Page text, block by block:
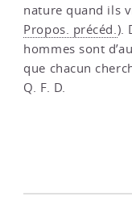
nature quand ils
Propos. précéd.).
hommes sont
que chacun
Q. F. D.